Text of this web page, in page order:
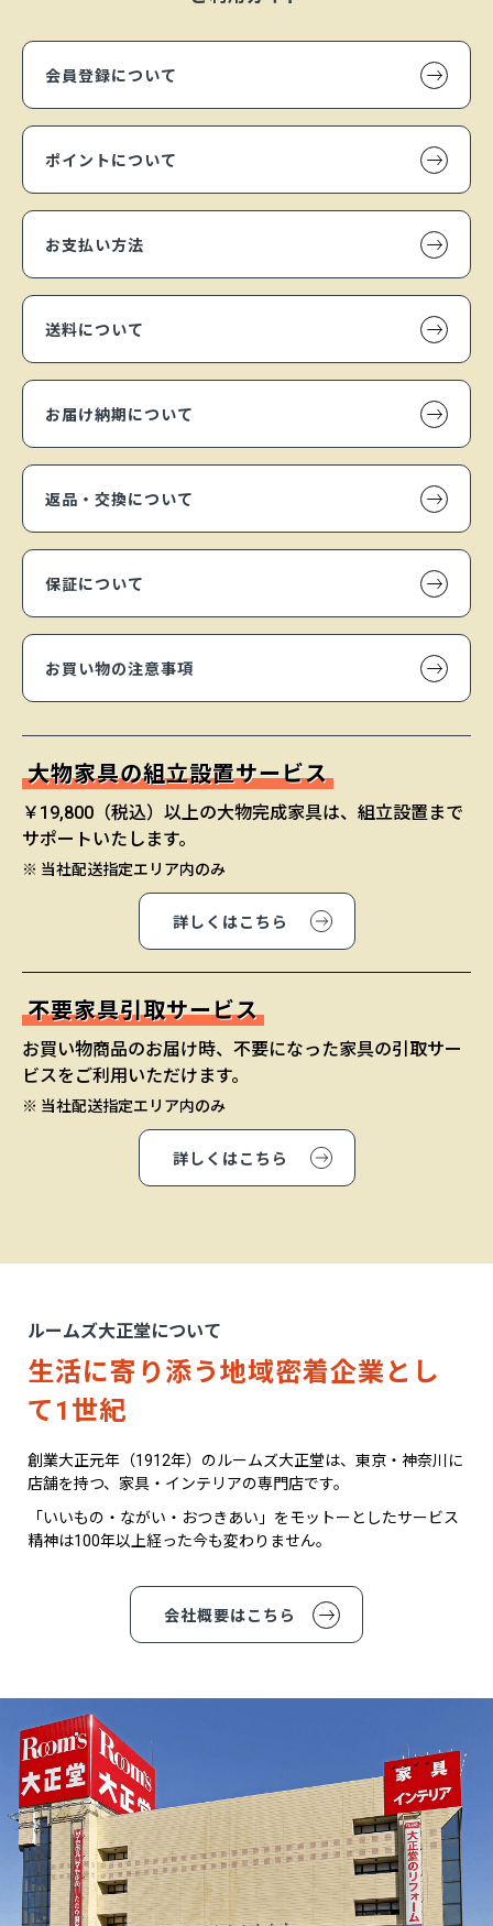
会員登録について
ポイントについて
お支払い方法
送料について
お届け納期について
返品・交換について
保証について
お買い物の注意事項
大物家具の組立設置サービス
￥19,800（税込）以上の大物完成家具は、組立設置まで
サポートいたします。
※ 当社配送指定エリア内のみ
詳しくはこちら
不要家具引取サービス
お買い物商品のお届け時、不要になった家具の引取サー
ビスをご利用いただけます。
※ 当社配送指定エリア内のみ
詳しくはこちら
ルームズ大正堂について
生活に寄り添う地域密着企業とし
て1世紀
創業大正元年（1912年）のルームズ大正堂は、東京・神奈川に
店舗を持つ、家具・インテリアの専門店です。
「いいもの・ながい・おつきあい」をモットーとしたサービス
精神は100年以上経った今も変わりません。
会社概要はこちら